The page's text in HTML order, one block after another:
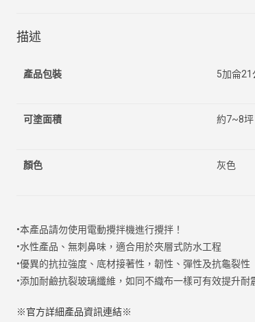
描述
產品包裝 5加侖21
可塗面積 約7~8
顏色 灰色
•本產品請勿使用電動攪拌機進行攪拌！
•水性產品、無刺鼻味，適合用於夾層式防水工程
•優異的抗拉強度、底材接著性，韌性、彈性及抗龜裂性
•添加耐鹼抗裂玻璃纖維，如同不織布一樣可有效提升耐
※官方詳細產品資訊連結※